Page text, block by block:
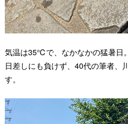
気温は35℃で、なかなかの猛暑日
日差しにも負けず、40代の筆者、
す。